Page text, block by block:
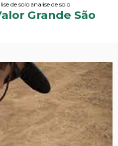
de solo idealanalise de solo valor grande
Grande São